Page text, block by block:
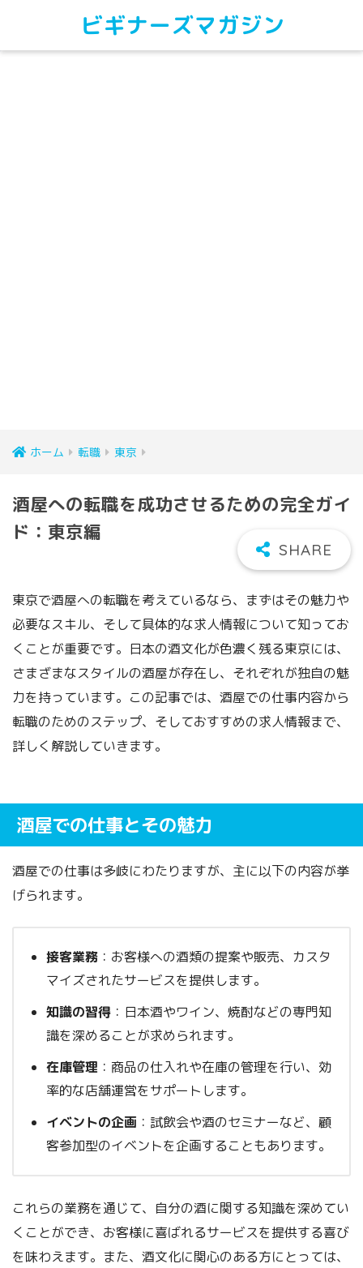
ビギナーズマガジン
ホーム 転職 東京
酒屋への転職を成功させるための完全ガイ
ド：東京編
東京で酒屋への転職を考えているなら、まずはその魅力や
必要なスキル、そして具体的な求人情報について知ってお
くことが重要です。日本の酒文化が色濃く残る東京には、
さまざまなスタイルの酒屋が存在し、それぞれが独自の魅
力を持っています。この記事では、酒屋での仕事内容から
転職のためのステップ、そしておすすめの求人情報まで、
詳しく解説していきます。
酒屋での仕事とその魅力
酒屋での仕事は多岐にわたりますが、主に以下の内容が挙
げられます。
接客業務 ：お客様への酒類の提案や販売、カスタ
マイズされたサービスを提供します。
知識の習得 ：日本酒やワイン、焼酎などの専門知
識を深めることが求められます。
在庫管理 ：商品の仕入れや在庫の管理を行い、効
率的な店舗運営をサポートします。
イベントの企画 ：試飲会や酒のセミナーなど、顧
客参加型のイベントを企画することもあります。
これらの業務を通じて、自分の酒に関する知識を深めてい
くことができ、お客様に喜ばれるサービスを提供する喜び
を味わえます。また、酒文化に関心のある方にとっては、